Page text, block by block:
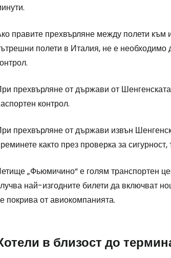
правите прехвърляне между полети към
полети в Италия, не е необходимо
прехвърляне от държави от
контрол.
прехвърляне от държави извън
както през проверка за
„Фьюмичино“ е голям транспортен
най-изгодните билети да включват
покрива от авиокомпанията.
в близост до